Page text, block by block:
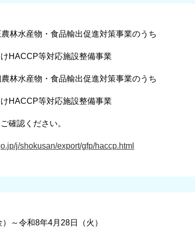
農林水産物・食品輸出促進対策事業のうち
HACCP等対応施設整備事業
農林水産物・食品輸出促進対策事業のうち
HACCP等対応施設整備事業
確認ください。
j/shokusan/export/gfp/haccp.html
～令和8年4月28日（火）